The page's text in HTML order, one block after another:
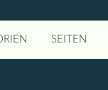
SEITEN